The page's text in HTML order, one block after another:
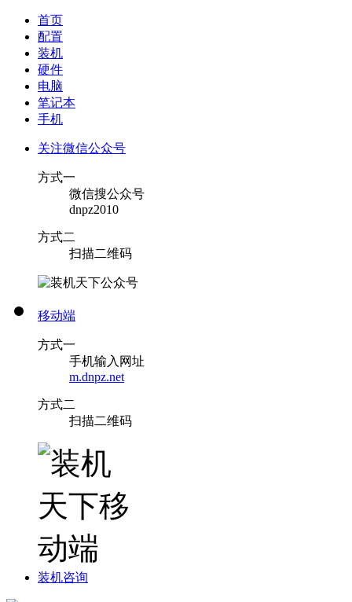
首页
配置
装机
硬件
电脑
笔记本
手机
关注微信公众号
方式一
微信搜公众号
dnpz2010
方式二
扫描二维码
移动端
方式一
手机输入网址
m.dnpz.net
方式二
扫描二维码
装机咨询